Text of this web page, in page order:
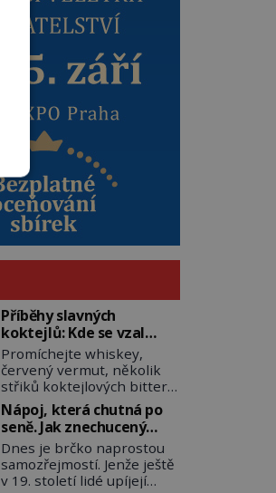
Příběhy slavných
koktejlů: Kde se vzal
Manhattan a Bloody
Mary?
Promíchejte whiskey,
červený vermut, několik
střiků koktejlových bitters
a led, sceďte, ozdobte
koktejlovou třešinkou a
tadá… Manhattan je tu! A
pokud to má být skutečně
on, dejte si pozor, ať místo
klasické americké rye
Nápoj, která chutná po
seně. Jak znechucený
Američan vymyslel brčko
Dnes je brčko naprostou
samozřejmostí. Jenže ještě
v 19. století lidé upíjejí